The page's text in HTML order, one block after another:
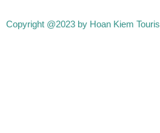
Copyright @2023 by Hoan Kiem